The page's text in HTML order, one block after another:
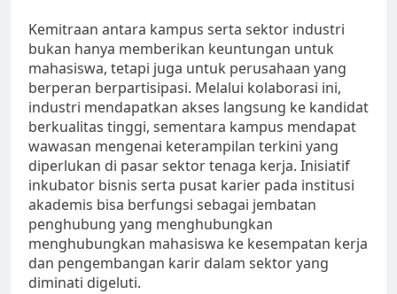
Kemitraan antara kampus serta sektor industri
bukan hanya memberikan keuntungan untuk
mahasiswa, tetapi juga untuk perusahaan yang
berperan berpartisipasi. Melalui kolaborasi ini,
industri mendapatkan akses langsung ke kandidat
berkualitas tinggi, sementara kampus mendapat
wawasan mengenai keterampilan terkini yang
diperlukan di pasar sektor tenaga kerja. Inisiatif
inkubator bisnis serta pusat karier pada institusi
akademis bisa berfungsi sebagai jembatan
penghubung yang menghubungkan
menghubungkan mahasiswa ke kesempatan kerja
dan pengembangan karir dalam sektor yang
diminati digeluti.